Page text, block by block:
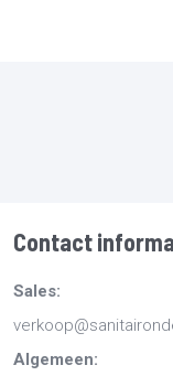
Contact
Sales:
Algemeen: